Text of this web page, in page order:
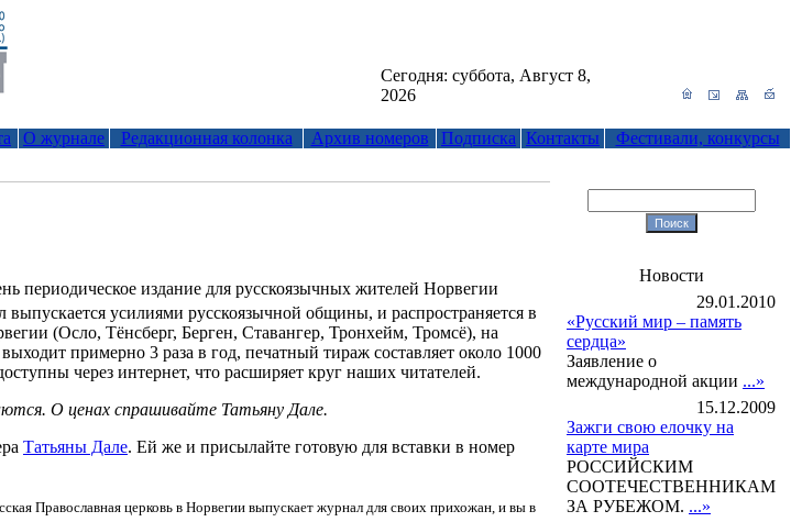
Сегодня: суббота, Август 8,
2026
О журнале Редакционная колонка Архив номеров Подписка Контакты
Фестивали, конкурсы
периодическое издание для русскоязычных жителей Норвегии
выпускается усилиями русскоязычной общины, и распространяется в
(Осло, Тёнсберг, Берген, Ставангер, Тронхейм, Тромсё), на
примерно 3 раза в год, печатный тираж составляет около 1000
через интернет, что расширяет круг наших читателей.
О ценах спрашивайте Татьяну Дале.
Татьяны Дале. Ей же и присылайте готовую для вставки в номер
Православная церковь в Норвегии выпускает журнал для своих прихожан, и вы в
Новости
29.01.2010
«Русский мир – память
сердца»
Заявление о
международной акции ...»
15.12.2009
Зажги свою елочку на
карте мира
РОССИЙСКИМ
СООТЕЧЕСТВЕННИКАМ
ЗА РУБЕЖОМ. ...»